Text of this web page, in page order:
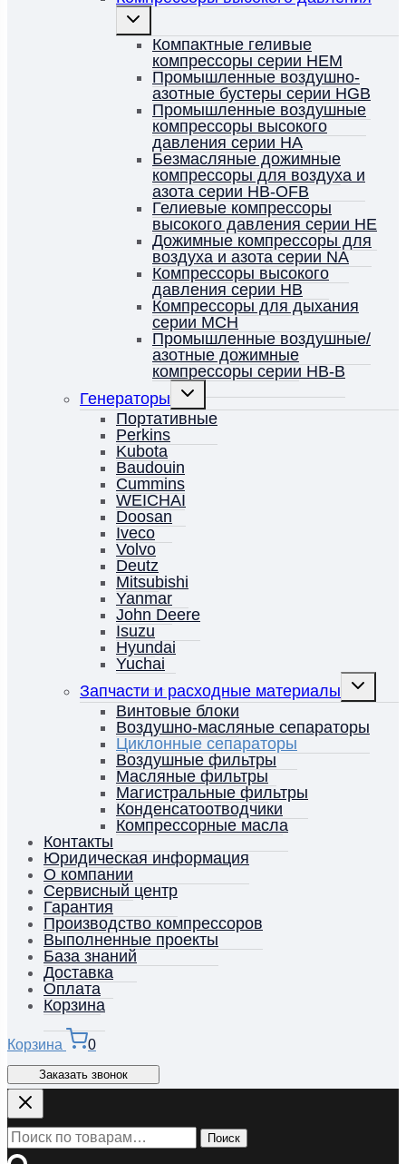
Переключить
дочернее
менюКомпактные геливые
компрессоры серии HEM
Промышленные воздушно-
азотные бустеры серии HGB
Промышленные воздушные
компрессоры высокого
давления серии HA
Безмасляные дожимные
компрессоры для воздуха и
азота серии HB-OFB
Гелиевые компрессоры
высокого давления серии HE
Дожимные компрессоры для
воздуха и азота серии NA
Компрессоры высокого
давления серии HB
Компрессоры для дыхания
серии MCH
Промышленные воздушные/
азотные дожимные
компрессоры серии HB-B
Генераторы
Переключить
дочернее
меню
Портативные
Perkins
Kubota
Baudouin
Cummins
WEICHAI
Doosan
Iveco
Volvo
Deutz
Mitsubishi
Yanmar
John Deere
Isuzu
Hyundai
Yuchai
Запчасти и расходные материалы
дочернее
меню
Винтовые блоки
Воздушно-масляные сепараторы
Циклонные сепараторы
Воздушные фильтры
Масляные фильтры
Магистральные фильтры
Конденсатоотводчики
Компрессорные масла
Контакты
Юридическая информация
О компании
Сервисный центр
Гарантия
Производство компрессоров
Выполненные проекты
База знаний
Доставка
Оплата
Корзина
Корзина 0
Заказать звонок
Искать: Поиск